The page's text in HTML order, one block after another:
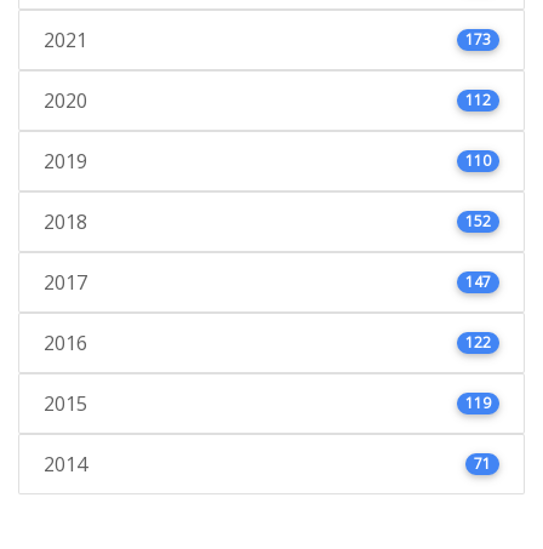
2021 173
2020 112
2019 110
2018 152
2017 147
2016 122
2015 119
2014 71